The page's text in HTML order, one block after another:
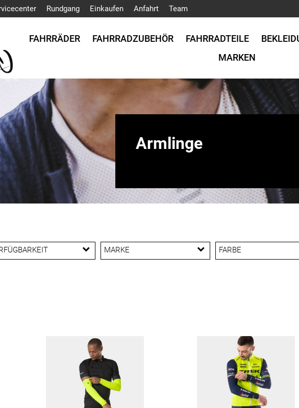
Rundgang Einkaufen Anfahrt Team
FAHRRÄDER FAHRRADZUBEHÖR FAHRRADTEILE
MARKEN
Armlinge
MARKE FARBE